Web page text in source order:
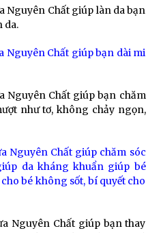
Nguyên Chất giúp làn da bạn
da.
Nguyên Chất giúp bạn dài mi
Nguyên Chất giúp bạn chăm
như tơ, không chảy ngọn,
Nguyên Chất giúp chăm sóc
da kháng khuẩn giúp bé
bé không sốt, bí quyết cho
Nguyên Chất giúp bạn thay